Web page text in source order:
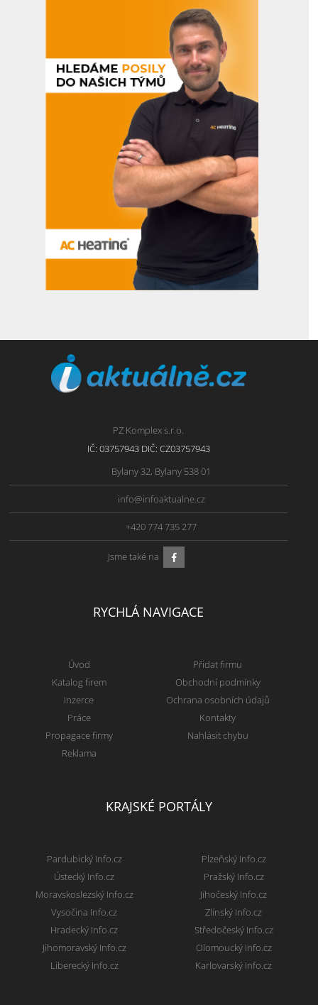
PZ Komplex s.r.o.
IČ: 03757943 DIČ: CZ03757943
Bylany 32, Bylany 538 01
info@infoaktualne.cz
+420 774 735 277
Jsme také na
RYCHLÁ NAVIGACE
Úvod
Katalog firem
Inzerce
Práce
Propagace firmy
Reklama
Přidat firmu
Obchodní podmínky
Ochrana osobních údajů
Kontakty
Nahlásit chybu
KRAJSKÉ PORTÁLY
Pardubický Info.cz
Ústecký Info.cz
Moravskoslezský Info.cz
Vysočina Info.cz
Hradecký Info.cz
Jihomoravský Info.cz
Liberecký Info.cz
Plzeňský Info.cz
Pražský Info.cz
Jihočeský Info.cz
Zlínský Info.cz
Středočeský Info.cz
Olomoucký Info.cz
Karlovarský Info.cz